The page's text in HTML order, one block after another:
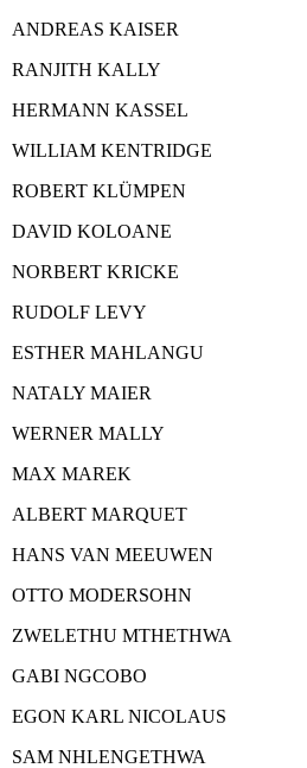
ANDREAS KAISER
RANJITH KALLY
HERMANN KASSEL
WILLIAM KENTRIDGE
ROBERT KLÜMPEN
DAVID KOLOANE
NORBERT KRICKE
RUDOLF LEVY
ESTHER MAHLANGU
NATALY MAIER
WERNER MALLY
MAX MAREK
ALBERT MARQUET
HANS VAN MEEUWEN
OTTO MODERSOHN
ZWELETHU MTHETHWA
GABI NGCOBO
EGON KARL NICOLAUS
SAM NHLENGETHWA